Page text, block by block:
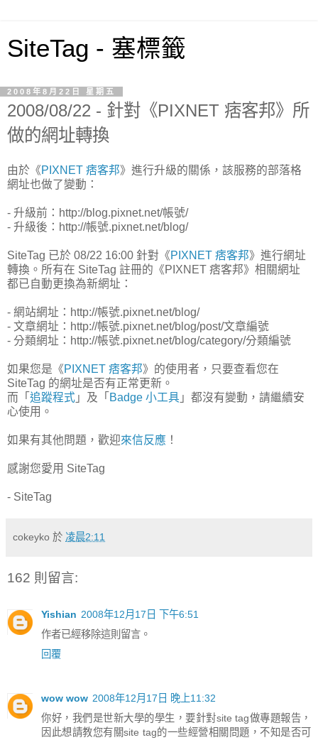
SiteTag - 塞標籤
2008年8月22日 星期五
2008/08/22 - 針對《PIXNET 痞客邦》所
做的網址轉換
由於《PIXNET 痞客邦》進行升級的關係，該服務的部落格
網址也做了變動：
- 升級前：http://blog.pixnet.net/帳號/
- 升級後：http://帳號.pixnet.net/blog/
SiteTag 已於 08/22 16:00 針對《PIXNET 痞客邦》進行網址
轉換。所有在 SiteTag 註冊的《PIXNET 痞客邦》相關網址
都已自動更換為新網址：
- 網站網址：http://帳號.pixnet.net/blog/
- 文章網址：http://帳號.pixnet.net/blog/post/文章編號
- 分類網址：http://帳號.pixnet.net/blog/category/分類編號
如果您是《PIXNET 痞客邦》的使用者，只要查看您在
SiteTag 的網址是否有正常更新。
而「 追蹤程式 」及「 Badge 小工具 」都沒有變動，請繼續安
心使用。
如果有其他問題，歡迎來信反應 ！
感謝您愛用 SiteTag
- SiteTag
cokeyko 於 凌晨2:11
162 則留言:
Yishian 2008年12月17日 下午6:51
作者已經移除這則留言。
回覆
wow wow 2008年12月17日 晚上11:32
你好，我們是世新大學的學生，要針對site tag做專題報告，
因此想請教您有關site tag的一些經營相關問題，不知是否可